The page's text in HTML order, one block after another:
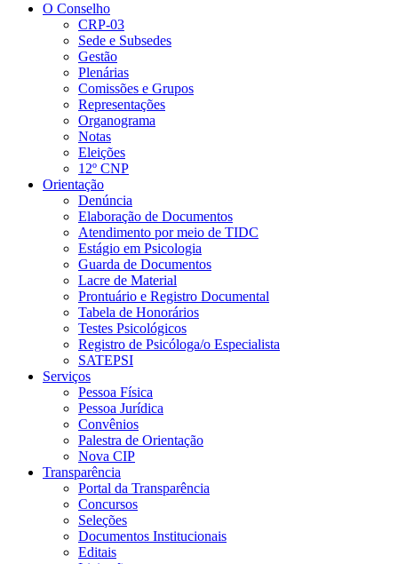
O Conselho
CRP-03
Sede e Subsedes
Gestão
Plenárias
Comissões e Grupos
Representações
Organograma
Notas
Eleições
12º CNP
Orientação
Denúncia
Elaboração de Documentos
Atendimento por meio de TIDC
Estágio em Psicologia
Guarda de Documentos
Lacre de Material
Prontuário e Registro Documental
Tabela de Honorários
Testes Psicológicos
Registro de Psicóloga/o Especialista
SATEPSI
Serviços
Pessoa Física
Pessoa Jurídica
Convênios
Palestra de Orientação
Nova CIP
Transparência
Portal da Transparência
Concursos
Seleções
Documentos Institucionais
Editais